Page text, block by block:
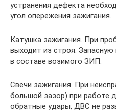
устранения дефекта
угол опережения зажигания.
Катушка зажигания. При
выходит из строя.
в составе возимого ЗИП.
Свечи зажигания. При
большой зазор) при работе
обратные удары, ДВС не